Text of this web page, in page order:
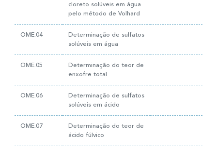
cloreto solúveis em água
pelo método de Volhard
OME.04
Determinação de sulfatos
solúveis em água
OME.05
Determinação do teor de
enxofre total
OME.06
Determinação de sulfatos
solúveis em ácido
OME.07
Determinação do teor de
ácido fúlvico